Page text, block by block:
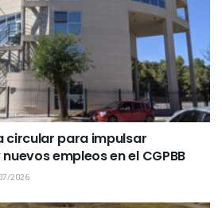
circular para impulsar
empleos en el CGPBB
2026